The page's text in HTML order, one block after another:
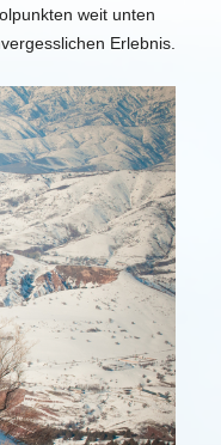
weit unten
Erlebnis.